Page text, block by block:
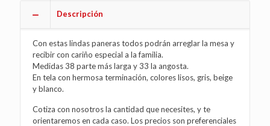
Descripción
Con estas lindas paneras todos podrán arreglar la mesa y
recibir con cariño especial a la familia.
Medidas 38 parte más larga y 33 la angosta.
En tela con hermosa terminación, colores lisos, gris, beige
y blanco.
Cotiza con nosotros la cantidad que necesites, y te
orientaremos en cada caso. Los precios son preferenciales